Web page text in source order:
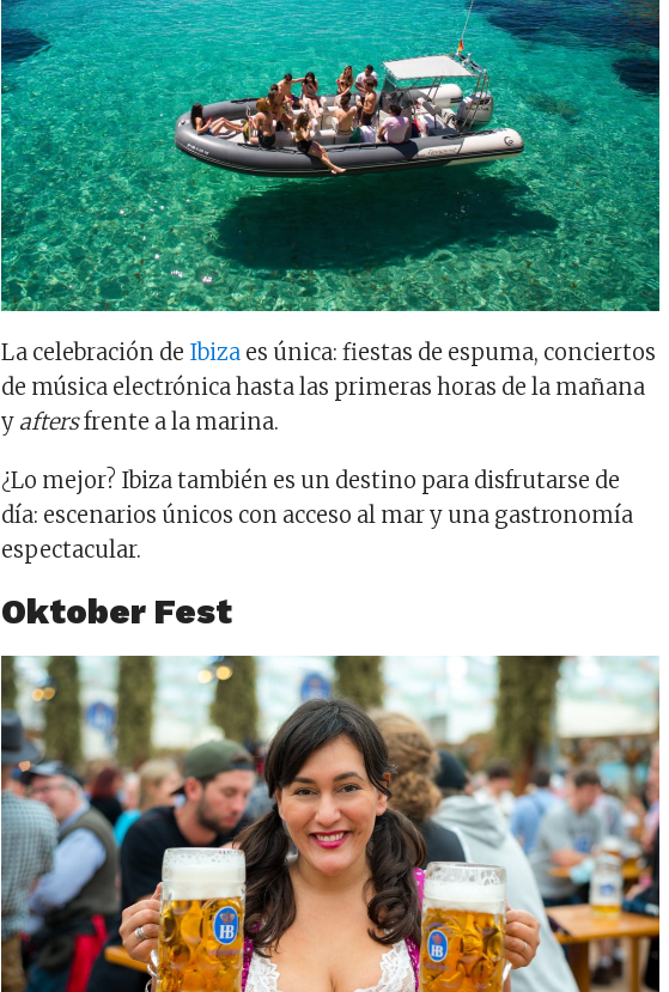
La celebración de Ibiza es única: fiestas de espuma, conciertos
de música electrónica hasta las primeras horas de la mañana
y aftersfrente a la marina.
¿Lo mejor? Ibiza también es un destino para disfrutarse de
día: escenarios únicos con acceso al mar y una gastronomía
espectacular.
Oktober Fest